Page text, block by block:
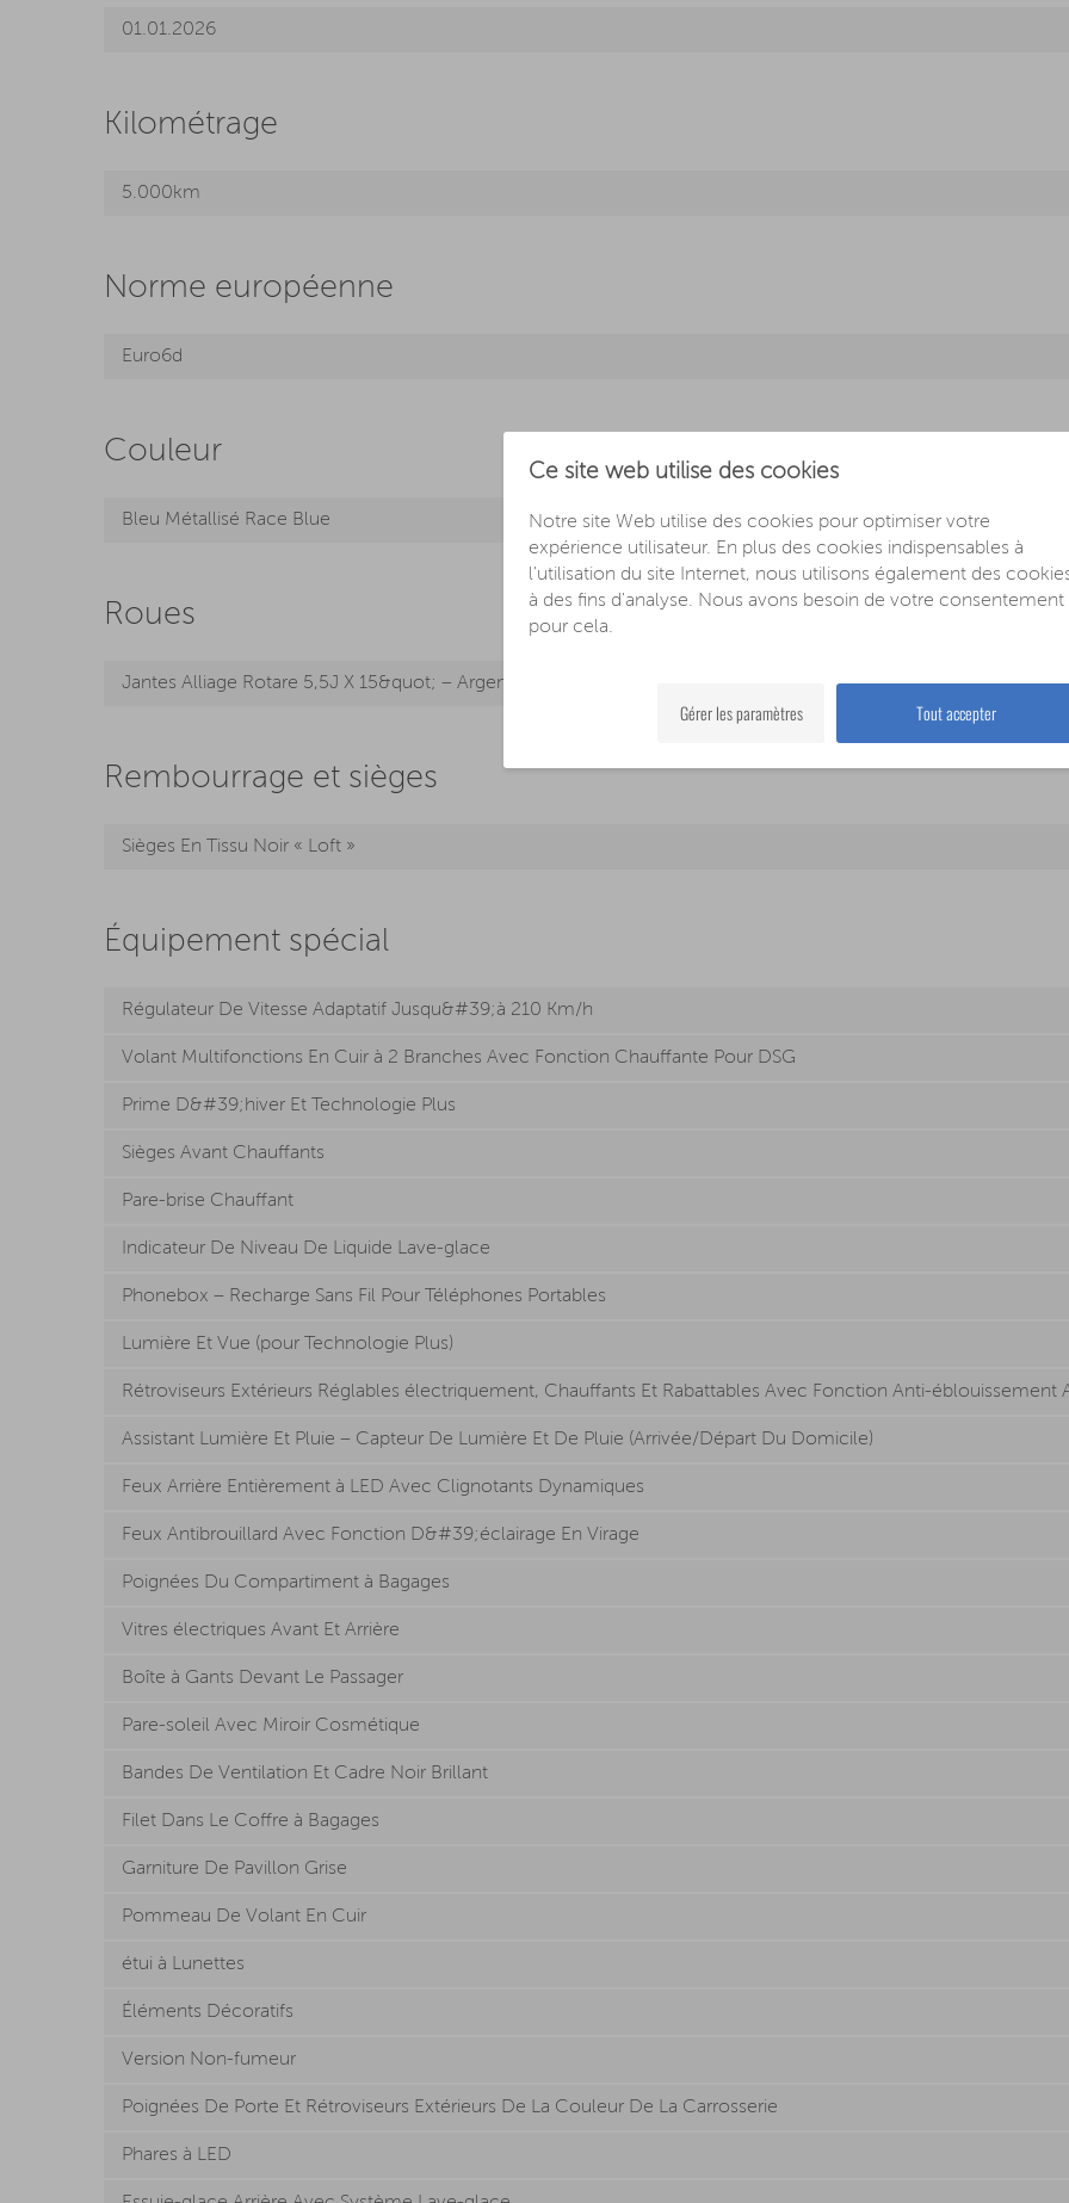
01.01.2026
Kilométrage
5.000km
Norme européenne
Euro6d
Couleur
Bleu Métallisé Race Blue
Roues
Jantes Alliage Rotare 5,5J X 15&quot; – Argent
Rembourrage et sièges
Sièges En Tissu Noir « Loft »
Équipement spécial
Régulateur De Vitesse Adaptatif Jusqu&#39;à 210 Km/h
Volant Multifonctions En Cuir à 2 Branches Avec Fonction Chauffante Pour DSG
Prime D&#39;hiver Et Technologie Plus
Sièges Avant Chauffants
Pare-brise Chauffant
Indicateur De Niveau De Liquide Lave-glace
Phonebox – Recharge Sans Fil Pour Téléphones Portables
Lumière Et Vue (pour Technologie Plus)
Rétroviseurs Extérieurs Réglables électriquement, Chauffants Et Rabattables Avec Fonction Anti-
Assistant Lumière Et Pluie – Capteur De Lumière Et De Pluie (Arrivée/Départ Du Domicile)
Feux Arrière Entièrement à LED Avec Clignotants Dynamiques
Feux Antibrouillard Avec Fonction D&#39;éclairage En Virage
Poignées Du Compartiment à Bagages
Vitres électriques Avant Et Arrière
Boîte à Gants Devant Le Passager
Pare-soleil Avec Miroir Cosmétique
Bandes De Ventilation Et Cadre Noir Brillant
Filet Dans Le Coffre à Bagages
Garniture De Pavillon Grise
Pommeau De Volant En Cuir
étui à Lunettes
Éléments Décoratifs
Version Non-fumeur
Poignées De Porte Et Rétroviseurs Extérieurs De La Couleur De La Carrosserie
Phares à LED
Ce site web utilise des cookies
Notre site Web utilise des cookies pour optimiser votre
expérience utilisateur. En plus des cookies indispensables à
l'utilisation du site Internet, nous utilisons également des
à des fins d'analyse. Nous avons besoin de votre consentement
pour cela.
Tout accepter
Gérer les paramètres